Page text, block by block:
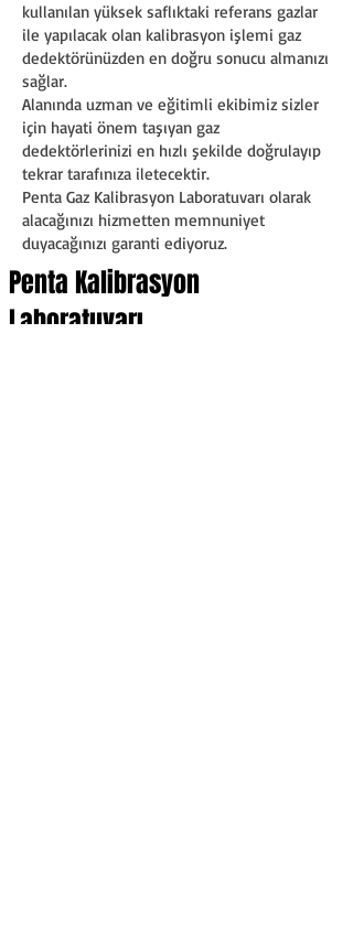
kullanılan yüksek saflıktaki referans gazlar
ile yapılacak olan kalibrasyon işlemi gaz
dedektörünüzden en doğru sonucu almanızı
sağlar.
Alanında uzman ve eğitimli ekibimiz sizler
için hayati önem taşıyan gaz
dedektörlerinizi en hızlı şekilde doğrulayıp
tekrar tarafınıza iletecektir.
Penta Gaz Kalibrasyon Laboratuvarı olarak
alacağınızı hizmetten memnuniyet
duyacağınızı garanti ediyoruz.
Penta Kalibrasyon
Laboratuvarı